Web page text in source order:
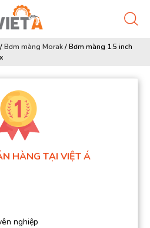
/Bơm màng Morak/Bơm màng 1.5 inch
HÀNG TẠI VIỆT Á
nghiệp